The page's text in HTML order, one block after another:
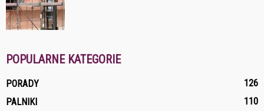
POPULARNE KATEGORIE
PORADY
126
PALNIKI
110